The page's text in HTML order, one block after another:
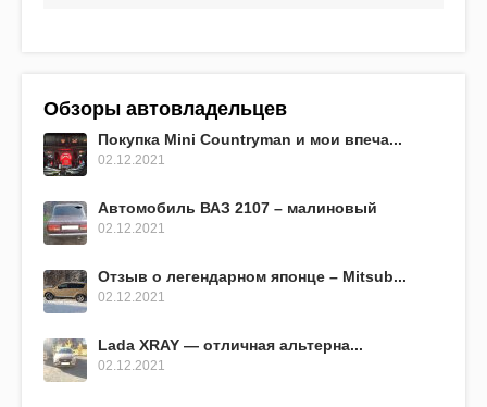
Обзоры автовладельцев
Покупка Mini Countryman и мои впеча...
02.12.2021
Автомобиль ВАЗ 2107 – малиновый
02.12.2021
Отзыв о легендарном японце – Mitsub...
02.12.2021
Lada XRAY — отличная альтерна...
02.12.2021